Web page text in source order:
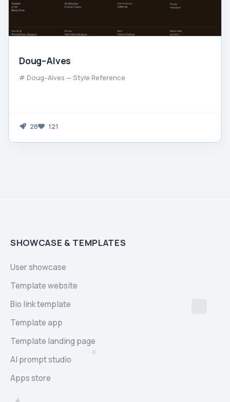
Doug–Alves
# Doug–Alves — Style Reference
28 121
SHOWCASE & TEMPLATES
User showcase
Template website
Bio link template
Template app
Template landing page
AI prompt studio
Apps store